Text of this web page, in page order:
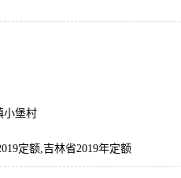
小堡村
定额,吉林省2019年定额